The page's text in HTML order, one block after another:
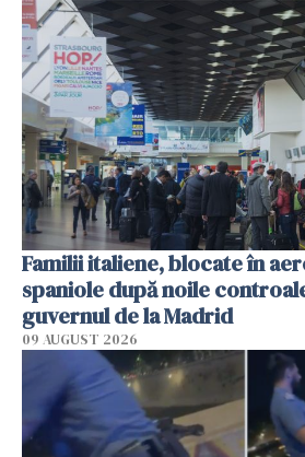
Familii italiene, blocate în
spaniole după noile
guvernul de la Madrid
09 AUGUST 2026